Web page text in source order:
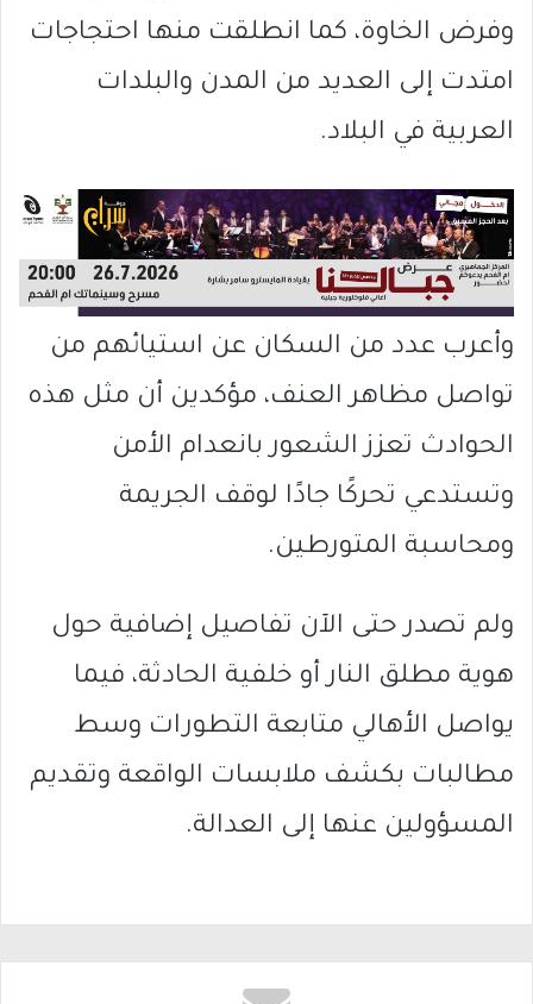
وفرض الخاوة، كما انطلقت منها احتجاجات
امتدت إلى العديد من المدن والبلدات
العربية في البلاد.
وأعرب عدد من السكان عن استيائهم من
تواصل مظاهر العنف، مؤكدين أن مثل هذه
الحوادث تعزز الشعور بانعدام الأمن
وتستدعي تحركًا جادًا لوقف الجريمة
ومحاسبة المتورطين.
ولم تصدر حتى الآن تفاصيل إضافية حول
هوية مطلق النار أو خلفية الحادثة، فيما
يواصل الأهالي متابعة التطورات وسط
مطالبات بكشف ملابسات الواقعة وتقديم
المسؤولين عنها إلى العدالة.